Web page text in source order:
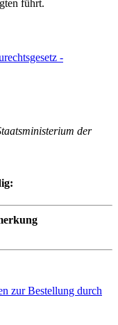
führt.
-
der
zur Bestellung durch